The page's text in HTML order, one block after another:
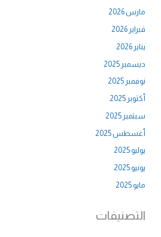
مارس 2026
فبراير 2026
يناير 2026
ديسمبر 2025
نوفمبر 2025
أكتوبر 2025
سبتمبر 2025
أغسطس 2025
يوليو 2025
يونيو 2025
مايو 2025
التصنيفات